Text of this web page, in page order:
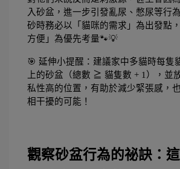
入砂盆，進一步引發亂尿、憋尿等行
砂時務必以「貓咪的需求」為出發點
方便」為優先考量🐾💡
🎯 延伸小提醒：建議家中多貓時每隻
上的砂盆（總數 ≧ 貓隻數 + 1），並
私性高的位置，有助於減少緊張感，
相干擾的可能！
觀察砂盆行為的祕訣：